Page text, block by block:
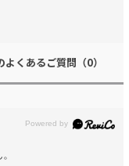
よくあるご質問 （0）